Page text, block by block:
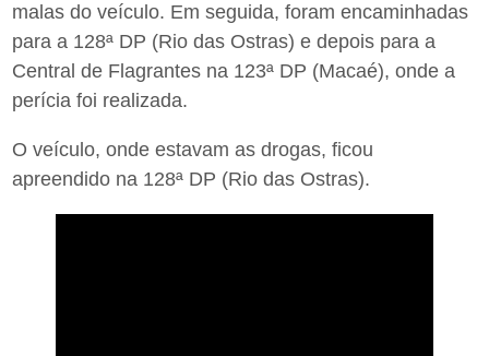
malas do veículo. Em seguida, foram encaminhadas
para a 128ª DP (Rio das Ostras) e depois para a
Central de Flagrantes na 123ª DP (Macaé), onde a
perícia foi realizada.
O veículo, onde estavam as drogas, ficou
apreendido na 128ª DP (Rio das Ostras).